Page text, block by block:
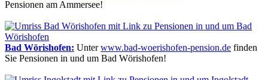
Pensionen am Ammersee!
Bad Wörishofen: Unterwww.bad-woerishofen-pension.de finden
Sie Pensionen in und um Bad Wörishofen!